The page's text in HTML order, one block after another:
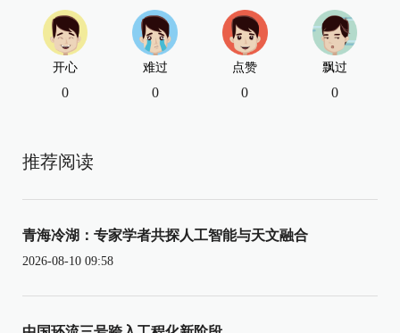
开心
0
难过
0
点赞
0
飘过
0
推荐阅读
青海冷湖：专家学者共探人工智能与天文融合
2026-08-10 09:58